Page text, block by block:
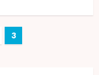
3
Strategi